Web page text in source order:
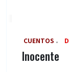
‎ CUENTOS
Inocente